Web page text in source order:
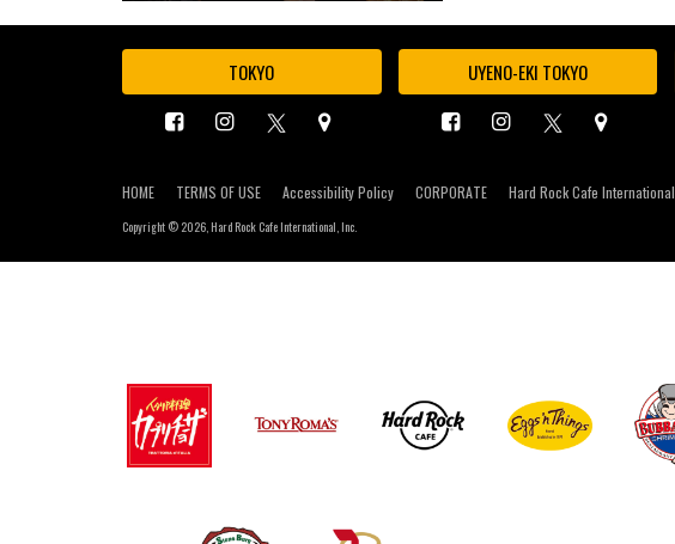
TOKYO UYENO-EKI TOKYO
HOME TERMS OF USE Accessibility Policy CORPORATE Hard Rock Cafe International
Copyright © 2026, Hard Rock Cafe International, Inc.